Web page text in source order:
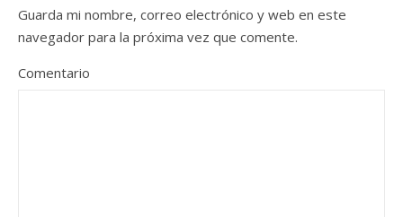
Guarda mi nombre, correo electrónico y web en este
navegador para la próxima vez que comente.
Comentario